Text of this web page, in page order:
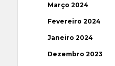
Março 2024
Fevereiro 2024
Janeiro 2024
Dezembro 2023